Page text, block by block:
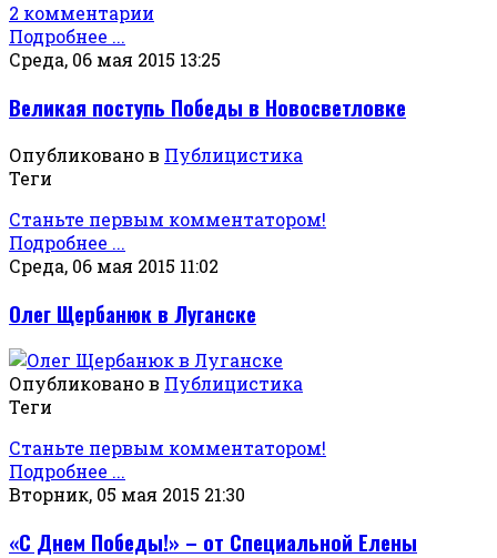
2 комментарии
Подробнее ...
Среда, 06 мая 2015 13:25
Великая поступь Победы в Новосветловке
Опубликовано в Публицистика
Теги
Станьте первым комментатором!
Подробнее ...
Среда, 06 мая 2015 11:02
Олег Щербанюк в Луганске
Опубликовано в Публицистика
Теги
Станьте первым комментатором!
Подробнее ...
Вторник, 05 мая 2015 21:30
«С Днем Победы!» – от Специальной Елены